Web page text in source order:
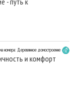
номера: Деревянное домостроение
и комфорт